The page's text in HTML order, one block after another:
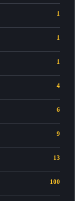
1
1
1
4
6
9
13
100